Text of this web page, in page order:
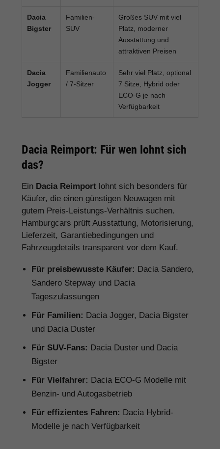
Dacia
Bigster
Familien-
SUV
Großes SUV mit viel
Platz, moderner
Ausstattung und
attraktiven Preisen
Dacia
Jogger
Familienauto
/ 7-Sitzer
Sehr viel Platz, optional
7 Sitze, Hybrid oder
ECO-G je nach
Verfügbarkeit
Dacia Reimport: Für wen lohnt sich
das?
Ein Dacia Reimport lohnt sich besonders für
Käufer, die einen günstigen Neuwagen mit
gutem Preis-Leistungs-Verhältnis suchen.
Hamburgcars prüft Ausstattung, Motorisierung,
Lieferzeit, Garantiebedingungen und
Fahrzeugdetails transparent vor dem Kauf.
Für preisbewusste Käufer: Dacia Sandero,
Sandero Stepway und Dacia
Tageszulassungen
Für Familien: Dacia Jogger, Dacia Bigster
und Dacia Duster
Für SUV-Fans: Dacia Duster und Dacia
Bigster
Für Vielfahrer: Dacia ECO-G Modelle mit
Benzin- und Autogasbetrieb
Für effizientes Fahren: Dacia Hybrid-
Modelle je nach Verfügbarkeit